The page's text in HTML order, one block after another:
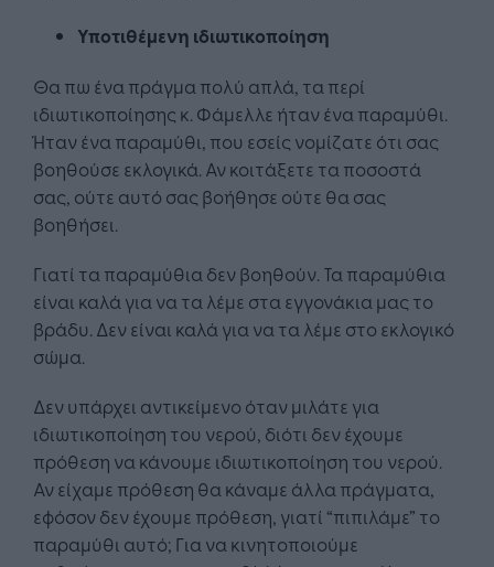
Υποτιθέμενη ιδιωτικοποίηση
Θα πω ένα πράγμα πολύ απλά, τα περί
ιδιωτικοποίησης κ. Φάμελλε ήταν ένα παραμύθι.
Ήταν ένα παραμύθι, που εσείς νομίζατε ότι σας
βοηθούσε εκλογικά. Αν κοιτάξετε τα ποσοστά
σας, ούτε αυτό σας βοήθησε ούτε θα σας
βοηθήσει.
Γιατί τα παραμύθια δεν βοηθούν. Τα παραμύθια
είναι καλά για να τα λέμε στα εγγονάκια μας το
βράδυ. Δεν είναι καλά για να τα λέμε στο εκλογικό
σώμα.
Δεν υπάρχει αντικείμενο όταν μιλάτε για
ιδιωτικοποίηση του νερού, διότι δεν έχουμε
πρόθεση να κάνουμε ιδιωτικοποίηση του νερού.
Αν είχαμε πρόθεση θα κάναμε άλλα πράγματα,
εφόσον δεν έχουμε πρόθεση, γιατί “πιπιλάμε” το
παραμύθι αυτό; Για να κινητοποιούμε